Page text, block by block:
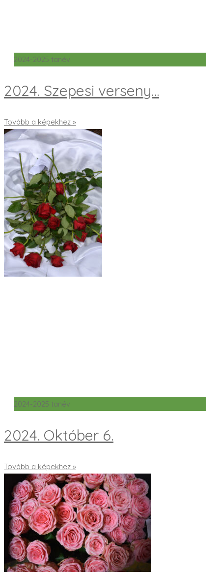
2024-2025 tanév
2024. Szepesi verseny…
Tovább a képekhez »
2024-2025 tanév
2024. Október 6.
Tovább a képekhez »